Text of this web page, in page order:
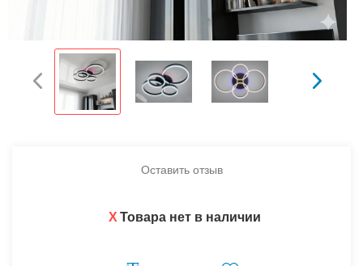
Оставить отзыв
X Товара нет в наличии